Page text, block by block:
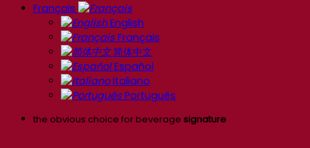
Français
English
Français
简体中文
Español
Italiano
Português
the obvious choice for beverage signature